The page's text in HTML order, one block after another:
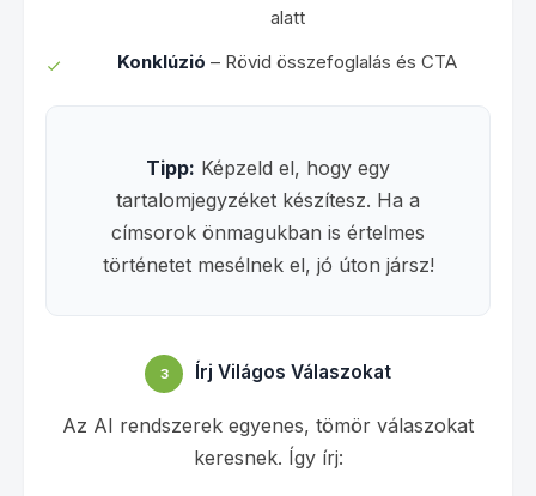
alatt
Konklúzió – Rövid összefoglalás és CTA
Tipp: Képzeld el, hogy egy
tartalomjegyzéket készítesz. Ha a
címsorok önmagukban is értelmes
történetet mesélnek el, jó úton jársz!
3 Írj Világos Válaszokat
Az AI rendszerek egyenes, tömör válaszokat
keresnek. Így írj: